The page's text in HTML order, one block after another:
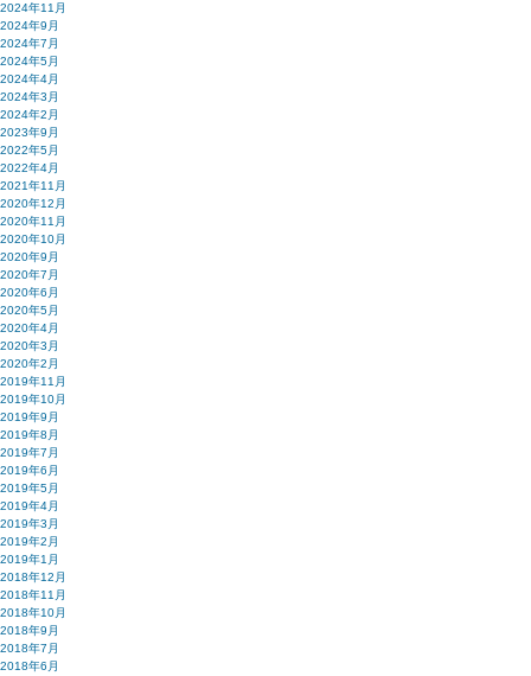
2024年11月
2024年9月
2024年7月
2024年5月
2024年4月
2024年3月
2024年2月
2023年9月
2022年5月
2022年4月
2021年11月
2020年12月
2020年11月
2020年10月
2020年9月
2020年7月
2020年6月
2020年5月
2020年4月
2020年3月
2020年2月
2019年11月
2019年10月
2019年9月
2019年8月
2019年7月
2019年6月
2019年5月
2019年4月
2019年3月
2019年2月
2019年1月
2018年12月
2018年11月
2018年10月
2018年9月
2018年7月
2018年6月